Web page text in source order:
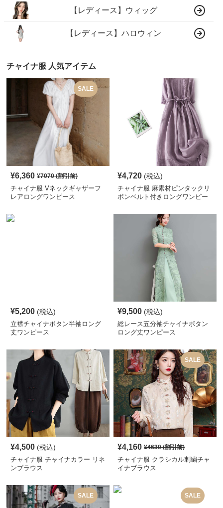
【レディース】ウィッグ
【レディース】ハロウィン
チャイナ服 人気アイテム
SALE
¥6,360 ¥7070(割引前)
チャイナ服 Vネックギャザーフ
レアロングワンピース
¥4,720 (税込)
チャイナ服 麻素材ピンタックリ
ボンベルト付きロングワンピー
¥5,200 (税込)
立襟チャイナボタン半袖ロング
丈ワンピース
¥9,500 (税込)
総レース五分袖チャイナボタン
ロング丈ワンピース
¥4,500 (税込)
チャイナ服 チャイナカラー リネ
ンブラウス
SALE
¥4,160 ¥4630(割引前)
チャイナ服 クラシカル刺繍チャ
イナブラウス
SALE SALE